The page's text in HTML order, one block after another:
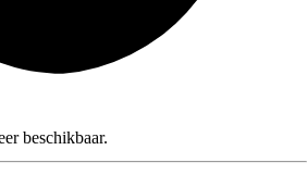
beschikbaar.